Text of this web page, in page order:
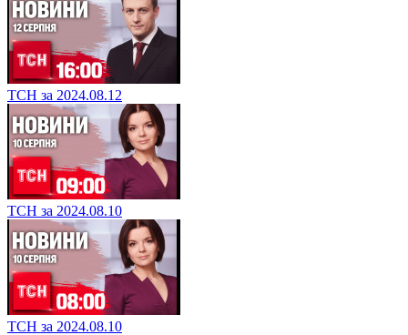
ТСН за 2024.08.12
ТСН за 2024.08.10
ТСН за 2024.08.10